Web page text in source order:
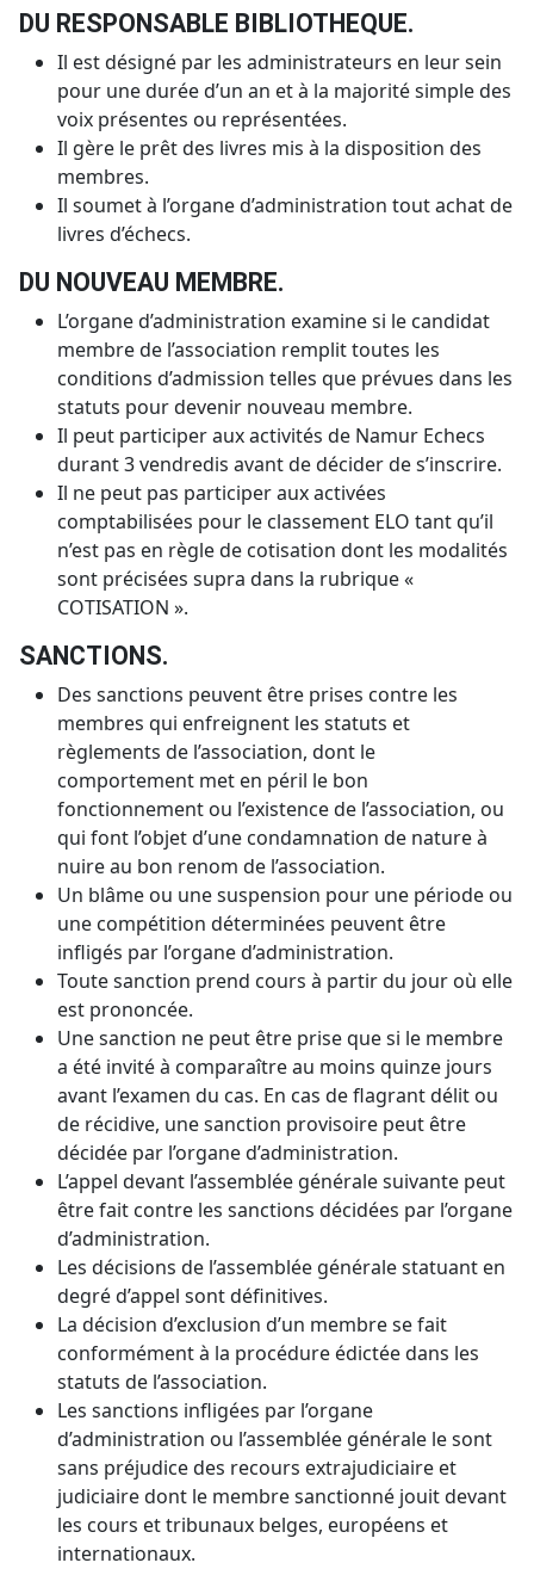
DU RESPONSABLE BIBLIOTHEQUE.
Il est désigné par les administrateurs en leur sein
pour une durée d’un an et à la majorité simple des
voix présentes ou représentées.
Il gère le prêt des livres mis à la disposition des
membres.
Il soumet à l’organe d’administration tout achat de
livres d’échecs.
DU NOUVEAU MEMBRE.
L’organe d’administration examine si le candidat
membre de l’association remplit toutes les
conditions d’admission telles que prévues dans les
statuts pour devenir nouveau membre.
Il peut participer aux activités de Namur Echecs
durant 3 vendredis avant de décider de s’inscrire.
Il ne peut pas participer aux activées
comptabilisées pour le classement ELO tant qu’il
n’est pas en règle de cotisation dont les modalités
sont précisées supra dans la rubrique «
COTISATION ».
SANCTIONS.
Des sanctions peuvent être prises contre les
membres qui enfreignent les statuts et
règlements de l’association, dont le
comportement met en péril le bon
fonctionnement ou l’existence de l’association, ou
qui font l’objet d’une condamnation de nature à
nuire au bon renom de l’association.
Un blâme ou une suspension pour une période ou
une compétition déterminées peuvent être
infligés par l’organe d’administration.
Toute sanction prend cours à partir du jour où elle
est prononcée.
Une sanction ne peut être prise que si le membre
a été invité à comparaître au moins quinze jours
avant l’examen du cas. En cas de flagrant délit ou
de récidive, une sanction provisoire peut être
décidée par l’organe d’administration.
L’appel devant l’assemblée générale suivante peut
être fait contre les sanctions décidées par l’organe
d’administration.
Les décisions de l’assemblée générale statuant en
degré d’appel sont définitives.
La décision d’exclusion d’un membre se fait
conformément à la procédure édictée dans les
statuts de l’association.
Les sanctions infligées par l’organe
d’administration ou l’assemblée générale le sont
sans préjudice des recours extrajudiciaire et
judiciaire dont le membre sanctionné jouit devant
les cours et tribunaux belges, européens et
internationaux.